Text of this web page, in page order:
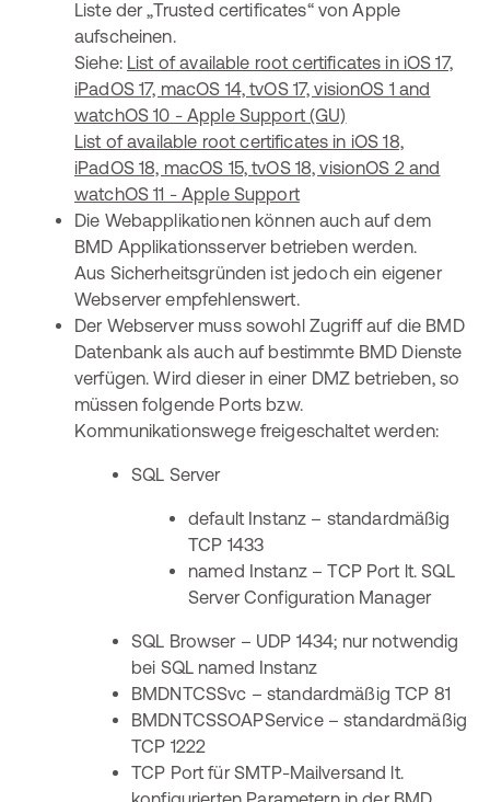
Liste der „Trusted certificates“ von Apple
aufscheinen.
Siehe: List of available root certificates in iOS 17,
iPadOS 17, macOS 14, tvOS 17, visionOS 1 and
watchOS 10 - Apple Support (GU)
List of available root certificates in iOS 18,
iPadOS 18, macOS 15, tvOS 18, visionOS 2 and
watchOS 11 - Apple Support
Die Webapplikationen können auch auf dem
BMD Applikationsserver betrieben werden.
Aus Sicherheitsgründen ist jedoch ein eigener
Webserver empfehlenswert.
Der Webserver muss sowohl Zugriff auf die BMD
Datenbank als auch auf bestimmte BMD Dienste
verfügen. Wird dieser in einer DMZ betrieben, so
müssen folgende Ports bzw.
Kommunikationswege freigeschaltet werden:
SQL Server
default Instanz – standardmäßig
TCP 1433
named Instanz – TCP Port lt. SQL
Server Configuration Manager
SQL Browser – UDP 1434; nur notwendig
bei SQL named Instanz
BMDNTCSSvc – standardmäßig TCP 81
BMDNTCSSOAPService – standardmäßig
TCP 1222
TCP Port für SMTP-Mailversand lt.